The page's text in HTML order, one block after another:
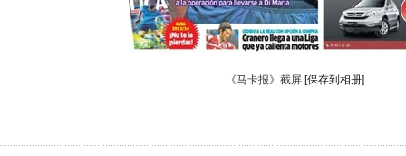
《马卡报》截屏 [保存到相册]